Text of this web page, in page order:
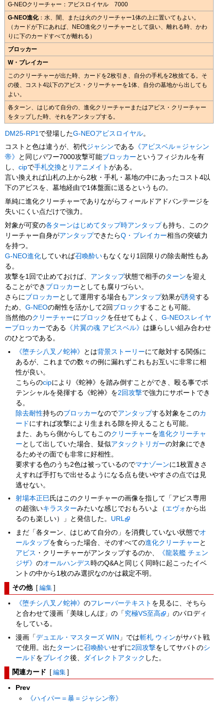
G-NEOクリーチャー：アビスロイヤル 7000
G-NEO進化：水、闇、または火のクリーチャー1体の上に置いてもよい。
（カードが下にあれば、NEO進化クリーチャーとして扱い、離れる時、かわ
りに下のカードすべてが離れる）
ブロッカー
W・ブレイカー
このクリーチャーが出た時、カードを2枚引き、自分の手札を2枚捨てる。そ
の後、コスト4以下のアビス・クリーチャーを1体、自分の墓地から出しても
よい。
各ターン、はじめて自分の、進化クリーチャーまたはアビス・クリーチャー
をタップした時、それをアンタップする。
DM25-RP1 で登場したG-NEOアビスロイヤル。
コストと色は違うが、初代ジャシンである 《アビスベル＝ジャシン
帝》
と同じパワー7000攻撃可能ブロッカー というフィジカルを有
し、cipで手札交換と リアニメイトがある。
言い換えれば山札の上から2枚・手札・墓地の中にあったコスト4以
下のアビスを、墓地経由で1体盤面に送るというもの。
単純に進化クリーチャーでありながらフィールドアドバンテージを
失いにくい点だけで強力。
対象が可変の各ターンはじめてタップ時アンタップも持ち、このク
リーチャー自身がアンタップできたらQ・ブレイカー相当の突破力
を持つ。
G-NEO進化 していれば召喚酔いもなくなり1回限りの除去耐性もあ
る。
攻撃を1回で止めておけば、 アンタップ状態で相手のターンを迎え
ることができ ブロッカー としても腐りづらい。
さらに ブロッカー として運用する場合も アンタップ効果が誘発する
ため、G-NEOの耐性を活かして2回 ブロックすることも可能。
当然他のクリーチャーに ブロック を任せてもよく、G-NEOスレイヤ
ーブロッカーである 《片翼の魂 アビスベル》 は嫌らしい組み合わせ
のひとつである。
《堕チシ八叉ノ蛇神》
とは背景ストーリーにて敵対する関係に
あるが、これまでの数々の例に漏れずこれもお互いに非常に相
性が良い。
こちらのcipにより《蛇神》を踏み倒すことができ、殴る事でポ
テンシャルを発揮する《蛇神》を2回攻撃で強力にサポートでき
る。
除去耐性持ちのブロッカーなのでアンタップする対象をこのカ
ード にすれば攻撃により生まれる隙を抑えることも可能。
また、あちら側からしてもこのクリーチャーを進化クリーチャ
ー として出していた場合、疑似アタックトリガーの対象にでき
るためその面でも非常に好相性。
要求する色のうち2色は被っているのでマナゾーンに1枚置きさ
えすれば手打ちで出せるようになる点も使いやすさの点では見
逃せない。
射場本正巳 氏はこのクリーチャーの画像を指して「アビス専用
の超強いキラスターみたいな感じでおもろいよ（ エヴォから出
るのも楽しい）」と発信した。 URL
まだ「各ターン、はじめて自分の」を消費していない状態でオ
ールタップを食らった場合、そのすべての進化クリーチャー と
アビス ・クリーチャーがアンタップするのか、
《龍装艦 チェン
ジザ》のオールハンデス 時のQ&Aと同じく同時に起こったイベ
ントの中から1枚のみ選択なのかは裁定不明。
その他 [ 編集 ]
《堕チシ八叉ノ蛇神》のフレーバーテキスト を見るに、そちら
と合わせて漫画「美味しんぼ」の「 究極VS至高
」のパロディ
をしている。
漫画「デュエル・マスターズ WIN 」では斬札 ウィンがサバト戦
で使用。出た ターンに召喚酔いせずに2回攻撃をしてサバトのシ
ールド をブレイク後、 ダイレクトアタック した。
関連カード [ 編集 ]
Prev
《ハイパー＝暴＝ジャシン帝》